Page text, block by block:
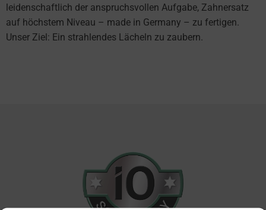
leidenschaftlich der anspruchsvollen Aufgabe, Zahnersatz
auf höchstem Niveau – made in Germany – zu fertigen.
Unser Ziel: Ein strahlendes Lächeln zu zaubern.